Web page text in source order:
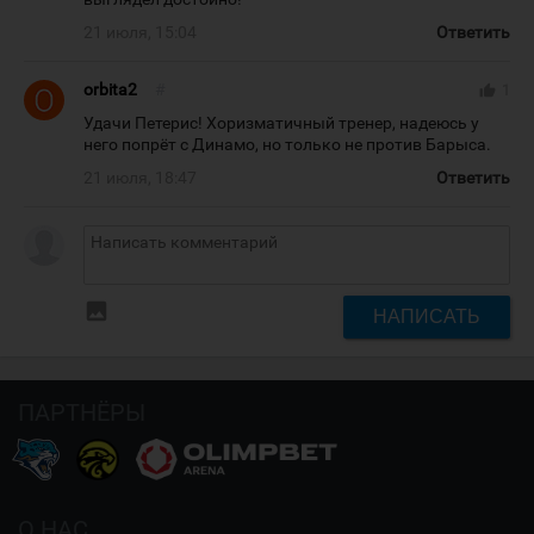
Ответить
orbita2
Удачи Петерис! Хоризматичный тренер, надеюсь у
него попрёт с Динамо, но только не против Барыса.
Ответить
НАПИСАТЬ